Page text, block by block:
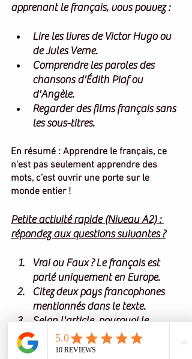
apprenant le français, vous pouvez :
Lire les livres de Victor Hugo ou
de Jules Verne.
Comprendre les paroles des
chansons d'Édith Piaf ou
d'Angèle.
Regarder des films français sans
les sous-titres.
En résumé : Apprendre le français, ce
n'est pas seulement apprendre des
mots, c’est ouvrir une porte sur le
monde entier !
Petite activité rapide (Niveau A2) :
répondez aux questions suivantes ?
Vrai ou Faux ? Le français est
parlé uniquement en Europe.
Citez deux pays francophones
mentionnés dans le texte.
Selon l'article, pourquoi le
français est-il utile pour le
travail ?